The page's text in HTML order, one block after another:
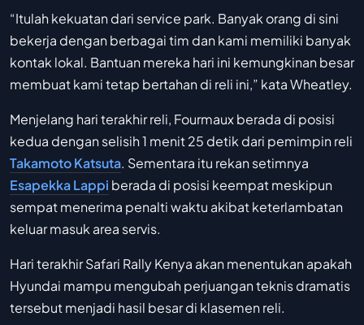
“Itulah kekuatan dari service park. Banyak orang di sini
bekerja dengan berbagai tim dan kami memiliki banyak
kontak lokal. Bantuan mereka hari ini kemungkinan besar
membuat kami tetap bertahan di reli ini,” kata Wheatley.
Menjelang hari terakhir reli, Fourmaux berada di posisi
kedua dengan selisih 1 menit 25 detik dari pemimpin reli
Takamoto Katsuta. Sementara itu rekan setimnya
Esapekka Lappi berada di posisi keempat meskipun
sempat menerima penalti waktu akibat keterlambatan
keluar masuk area servis.
Hari terakhir Safari Rally Kenya akan menentukan apakah
Hyundai mampu mengubah perjuangan teknis dramatis
tersebut menjadi hasil besar di klasemen reli.